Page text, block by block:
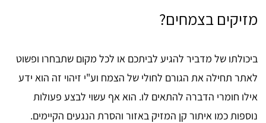
מזיקים בצמחים?
ביכולתו של מדביר להגיע לביתכם או לכל מקום שתבחרו ופשוט
לאתר תחילה את הגורם לחולי של הצמח וע"י זיהוי זה הוא ידע
אילו חומרי הדברה להתאים לו. הוא אף עשוי לבצע פעולות
נוספות כמו איתור קן המזיק באזור והסרת הנגעים הקיימים.